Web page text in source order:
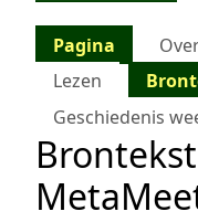
Pagina
Lezen
Geschiedenis